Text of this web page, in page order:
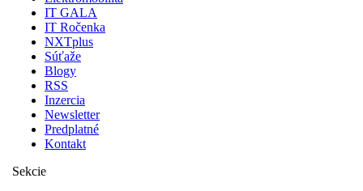
IT GALA
IT Ročenka
NXTplus
Súťaže
Blogy
RSS
Inzercia
Newsletter
Predplatné
Kontakt
Sekcie